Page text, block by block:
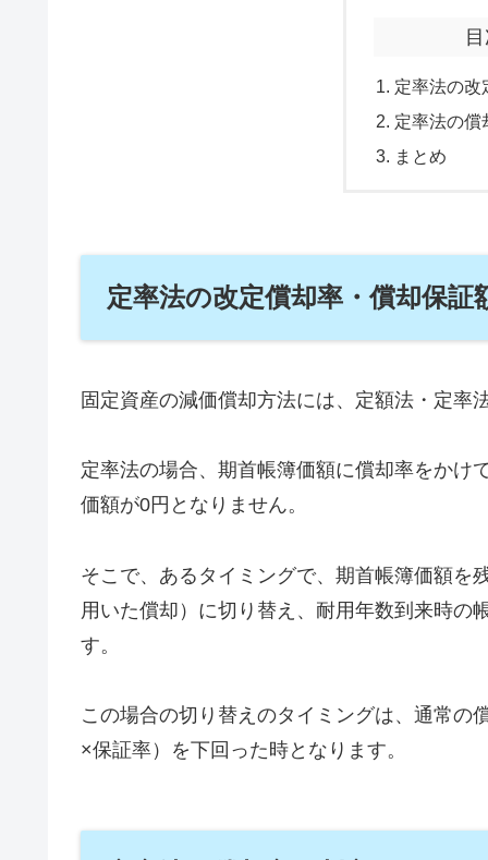
定率法の改
定率法の償
まとめ
定率法の改定償却率・償却保証
固定資産の減価償却方法には、定額法・定率
定率法の場合、期首帳簿価額に償却率をかけ
価額が0円となりません。
そこで、あるタイミングで、期首帳簿価額を
用いた償却）に切り替え、耐用年数到来時の
す。
この場合の切り替えのタイミングは、通常の
×保証率）を下回った時となります。